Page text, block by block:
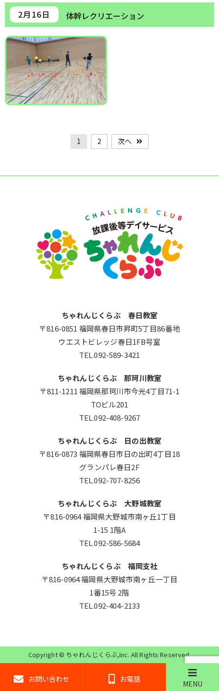
2月16日 体幹レクリエーション
1 2 次へ
ちゃれんじくらぶ 春日教室
〒816-0851 福岡県春日市昇町5丁目86番地
ウエストビレッジ春日1FB号室
TEL.092-589-3421
ちゃれんじくらぶ 那珂川教室
〒811-1211 福岡県那珂川市今光4丁目71-1
TOビル201
TEL.092-408-9267
ちゃれんじくらぶ 日の出教室
〒816-0873 福岡県春日市日の出町4丁目18
グランパレ春日2F
TEL.092-707-8256
ちゃれんじくらぶ 大野城教室
〒816-0964 福岡県大野城市南ヶ丘1丁目
1-15 1階A
TEL.092-586-5684
ちゃれんじくらぶ 福岡支社
〒816-0964 福岡県大野城市南ヶ丘一丁目
1番15号 2階
TEL.092-404-2133
Copyright © ちゃれんじくらぶ,Inc. All Rights Reserved.
お問い合わせ お電話 MENU